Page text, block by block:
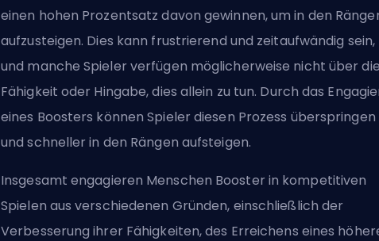
einen hohen Prozentsatz davon gewinnen, um in den
aufzusteigen. Dies kann frustrierend und zeitaufwändig sein,
und manche Spieler verfügen möglicherweise nicht über die
Fähigkeit oder Hingabe, dies allein zu tun. Durch das
eines Boosters können Spieler diesen Prozess überspringen
und schneller in den Rängen aufsteigen.
Insgesamt engagieren Menschen Booster in kompetitiven
Spielen aus verschiedenen Gründen, einschließlich der
Verbesserung ihrer Fähigkeiten, des Erreichens eines